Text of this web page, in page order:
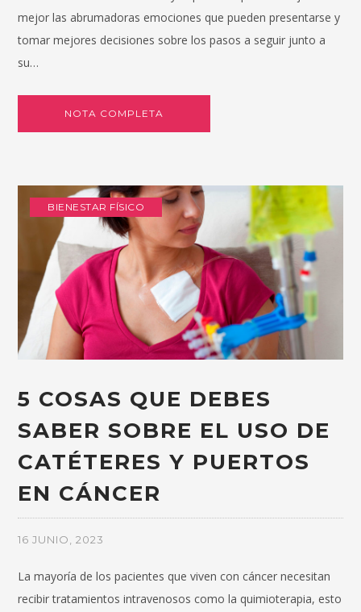
mejor las abrumadoras emociones que pueden presentarse y
tomar mejores decisiones sobre los pasos a seguir junto a
su…
NOTA COMPLETA
BIENESTAR FÍSICO
5 COSAS QUE DEBES
SABER SOBRE EL USO DE
CATÉTERES Y PUERTOS
EN CÁNCER
16 JUNIO, 2023
La mayoría de los pacientes que viven con cáncer necesitan
recibir tratamientos intravenosos como la quimioterapia, esto